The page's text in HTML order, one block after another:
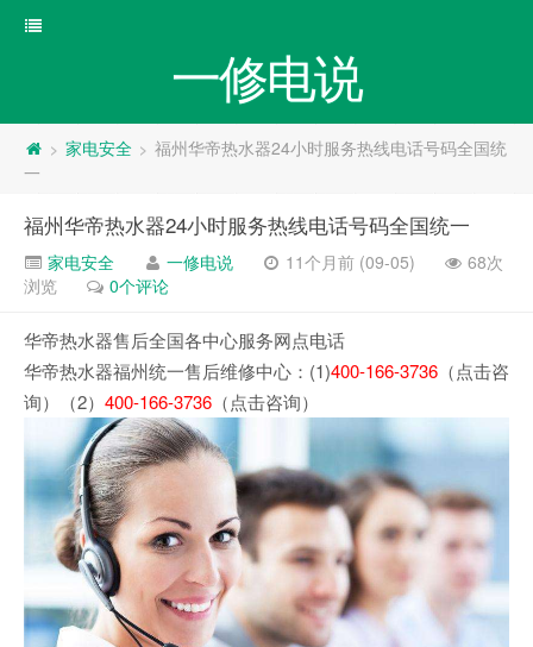
一修电说
> 家电安全 > 福州华帝热水器24小时服务热线电话号码全国统
一
福州华帝热水器24小时服务热线电话号码全国统一
家电安全 一修电说 11个月前 (09-05)
68次
浏览
0个评论
华帝热水器售后全国各中心服务网点电话
华帝热水器福州统一售后维修中心：(1)400-166-3736 （点击咨
询）（2） 400-166-3736 （点击咨询）